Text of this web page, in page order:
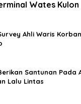
Wates
Ahli Waris
Santunan Pada
Lalu Lintas